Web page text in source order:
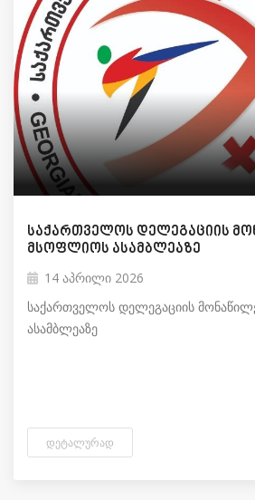
საქართველოს დელეგაციის
მსოფლიოს ასამბლეაზე
14 აპრილი 2026
საქართველოს დელეგაციის
ასამბლეაზე
ᲓᲔᲢᲐᲚᲣᲠᲐᲓ